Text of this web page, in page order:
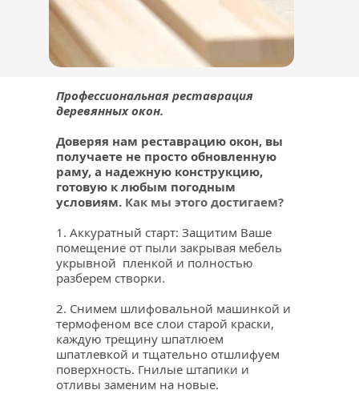
Профессиональная реставрация
деревянных окон.
Доверяя нам реставрацию окон, вы
получаете не просто обновленную
раму, а надежную конструкцию,
готовую к любым погодным
условиям. Как мы этого достигаем?
1. Аккуратный старт: Защитим Ваше
помещение от пыли закрывая мебель
укрывной  пленкой и полностью
разберем створки.
2. Снимем шлифовальной машинкой и
термофеном все слои старой краски,
каждую трещину шпатлюем
шпатлевкой и тщательно отшлифуем
поверхность. Гнилые штапики и
отливы заменим на новые.